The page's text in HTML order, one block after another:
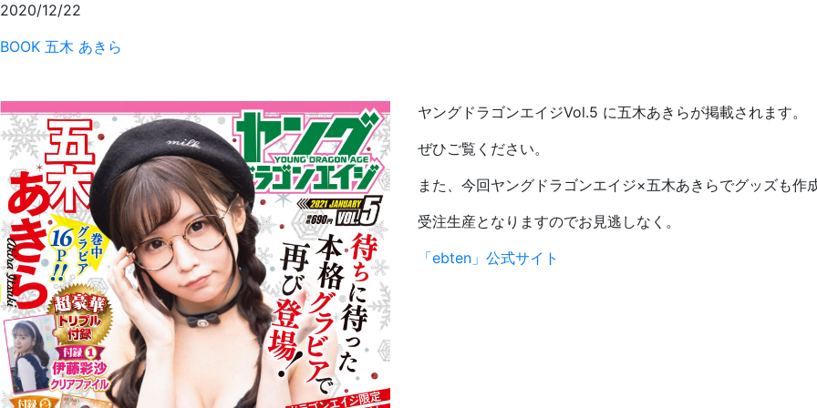
2020/12/22
BOOK 五木 あきら
ヤングドラゴンエイジVol.5 に五木あきらが掲載されます。
ぜひご覧ください。
また、今回ヤングドラゴンエイジ×五木あきらでグッズも作
受注生産となりますのでお見逃しなく。
「ebten」公式サイト